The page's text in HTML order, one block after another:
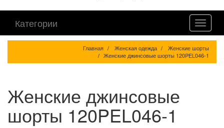
Категории
Главная Женская одежда
Женские шорты
Женские джинсовые шорты 120PEL046-1
Женские джинсовые
шорты 120PEL046-1